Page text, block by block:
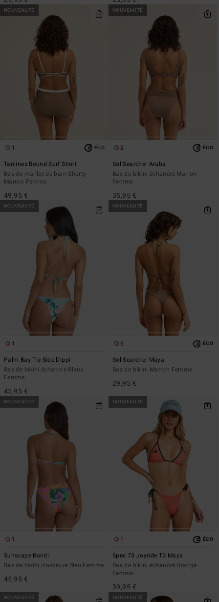
NOUVEAUTÉ
1 ÉCO
Tanlines Bound Surf Short
Bas de maillot de bain Shorty
Marron Femme
49,95 €
NOUVEAUTÉ
2 ÉCO
Sol Searcher Aruba
Bas de bikini échancré Marron
Femme
35,95 €
NOUVEAUTÉ
1
Palm Bay Tie Side Dippi
Bas de bikini échancré Blanc
Femme
45,95 €
NOUVEAUTÉ
6 ÉCO
Sol Searcher Maya
Bas de bikini Marron Femme
29,95 €
NOUVEAUTÉ
1
Sunscape Bondi
Bas de bikini classique Bleu Femme
45,95 €
NOUVEAUTÉ
1 ÉCO
Spec 73 Joyride TS Maya
Bas de bikini échancré Orange
Femme
39,95 €
NOUVEAUTÉ NOUVEAUTÉ